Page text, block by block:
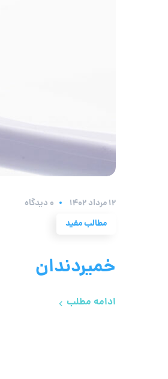
۱۲ مرداد ۱۴۰۲
0 دیدگاه
مطالب مفید
خمیردندان
ادامه مطلب